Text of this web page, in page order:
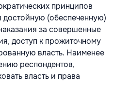
принципов
достойную (обеспеченную)
за совершенные
доступ к прожиточному
власть. Наименее
респондентов,
власть и права